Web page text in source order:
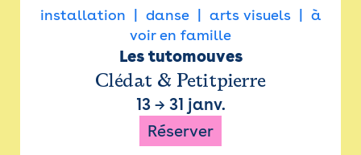
installation danse arts visuels
à
voir en famille
Les tutomouves
Clédat & Petitpierre
13→ 31 janv.
Réserver